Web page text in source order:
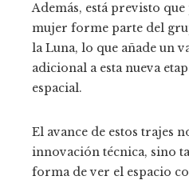
Además, está previsto
mujer forme parte del
la Luna, lo que añade un
adicional a esta nueva
espacial.
El avance de estos trajes
innovación técnica, sino
forma de ver el espacio